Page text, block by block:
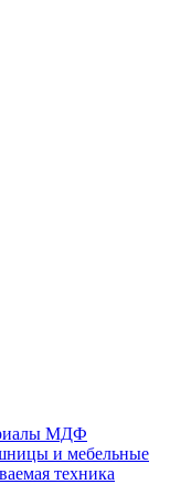
МДФ
и мебельные
техника